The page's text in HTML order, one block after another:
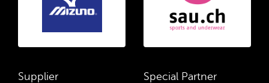
Supplier Special Partner